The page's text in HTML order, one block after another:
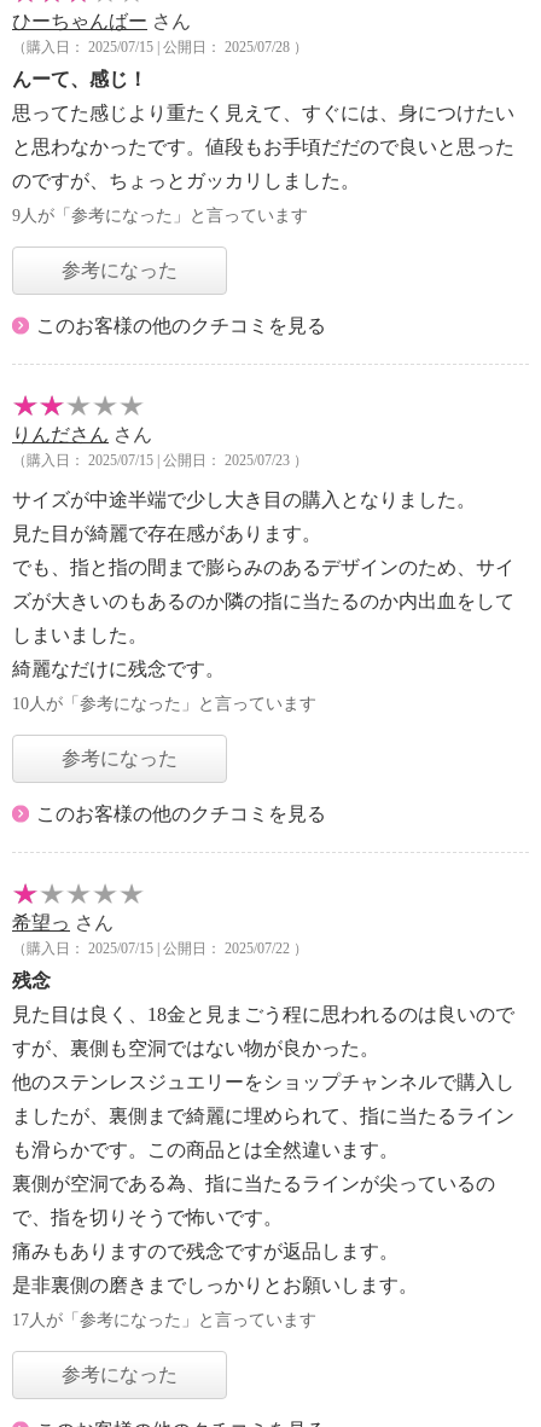
ひーちゃんばー さん
（購入日： 2025/07/15 | 公開日： 2025/07/28 ）
んーて、感じ！
思ってた感じより重たく見えて、すぐには、身につけたい
と思わなかったです。値段もお手頃だだので良いと思った
のですが、ちょっとガッカリしました。
9人が「参考になった」と言っています
参考になった
このお客様の他のクチコミを見る
りんださん さん
（購入日： 2025/07/15 | 公開日： 2025/07/23 ）
サイズが中途半端で少し大き目の購入となりました。
見た目が綺麗で存在感があります。
でも、指と指の間まで膨らみのあるデザインのため、サイ
ズが大きいのもあるのか隣の指に当たるのか内出血をして
しまいました。
綺麗なだけに残念です。
10人が「参考になった」と言っています
参考になった
このお客様の他のクチコミを見る
希望っ さん
（購入日： 2025/07/15 | 公開日： 2025/07/22 ）
残念
見た目は良く、18金と見まごう程に思われるのは良いので
すが、裏側も空洞ではない物が良かった。
他のステンレスジュエリーをショップチャンネルで購入し
ましたが、裏側まで綺麗に埋められて、指に当たるライン
も滑らかです。この商品とは全然違います。
裏側が空洞である為、指に当たるラインが尖っているの
で、指を切りそうで怖いです。
痛みもありますので残念ですが返品します。
是非裏側の磨きまでしっかりとお願いします。
17人が「参考になった」と言っています
参考になった